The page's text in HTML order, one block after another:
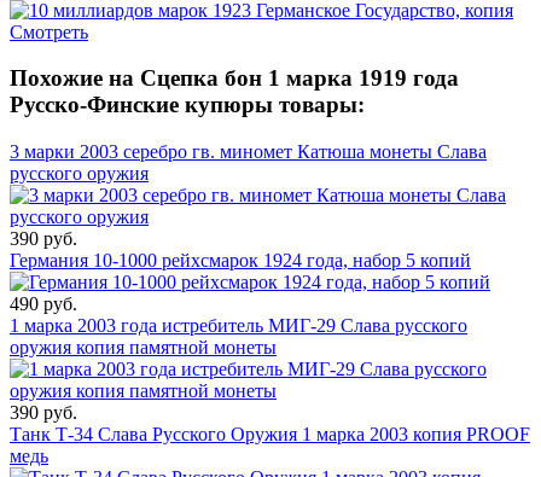
Смотреть
Похожие на Сцепка бон 1 марка 1919 года
Русско-Финские купюры товары:
3 марки 2003 серебро гв. миномет Катюша монеты Слава
русского оружия
390 руб.
Германия 10-1000 рейхсмарок 1924 года, набор 5 копий
490 руб.
1 марка 2003 года истребитель МИГ-29 Слава русского
оружия копия памятной монеты
390 руб.
Танк Т-34 Слава Русского Оружия 1 марка 2003 копия PROOF
медь